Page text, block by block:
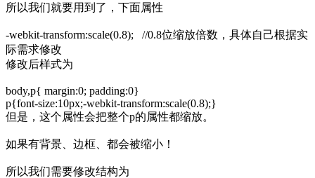
所以我们就要用到了，下面属性
-webkit-transform:scale(0.8); //0.8位缩放倍数，具体自己根据实
际需求修改
修改后样式为
body,p{ margin:0; padding:0}
p{font-size:10px;-webkit-transform:scale(0.8);}
但是，这个属性会把整个p的属性都缩放。
如果有背景、边框、都会被缩小！
所以我们需要修改结构为